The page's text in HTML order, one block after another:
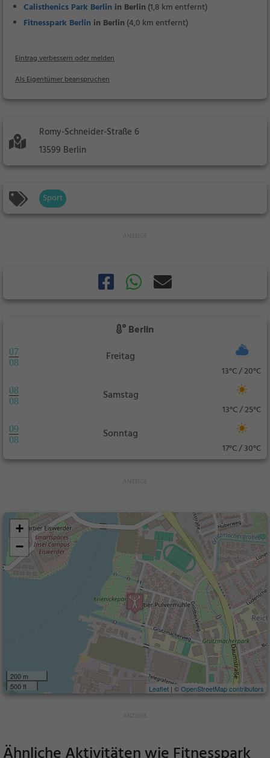
Calisthenics Park Berlin in Berlin (1,8 km entfernt)
Fitnesspark Berlin in Berlin (4,0 km entfernt)
Eintrag verbessern oder melden
Als Eigentümer beanspruchen
Romy-Schneider-Straße 6
13599 Berlin
Sport
Berlin
07
08
Freitag
13°C / 20°C
08
08
Samstag
13°C / 25°C
09
08
Sonntag
17°C / 30°C
+
−
200 m
500 ft
Leaflet | ©OpenStreetMap contributors